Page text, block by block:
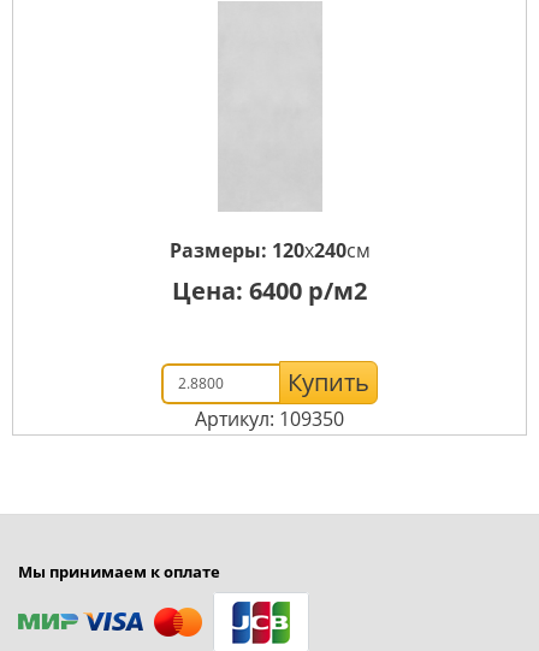
Размеры: 120x240см
Цена: 6400 р/м2
Купить
Артикул: 109350
Мы принимаем к оплате